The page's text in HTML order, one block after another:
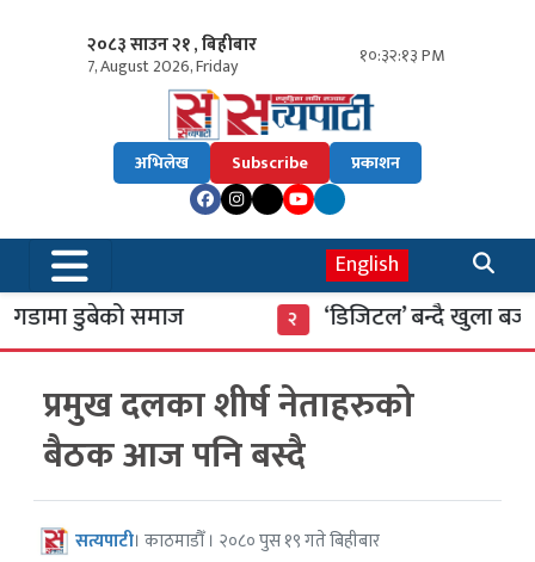
२०८३ साउन २१ , बिहीबार
7, August 2026, Friday १०:३२:१४ PM
अभिलेख Subscribe प्रकाशन
English
डुबेको समाज ‘डिजिटल’ बन्दै खुला बजार
प्रमुख दलका शीर्ष नेताहरुको
बैठक आज पनि बस्दै
सत्यपाटी। काठमाडौँ । २०८० पुस १९ गते बिहीबार